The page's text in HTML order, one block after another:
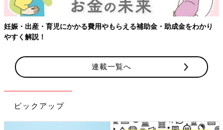
妊娠・出産・育児にかかる費用やもらえる補助金・助成金をわかり
やすく解説！
連載一覧へ
ピックアップ